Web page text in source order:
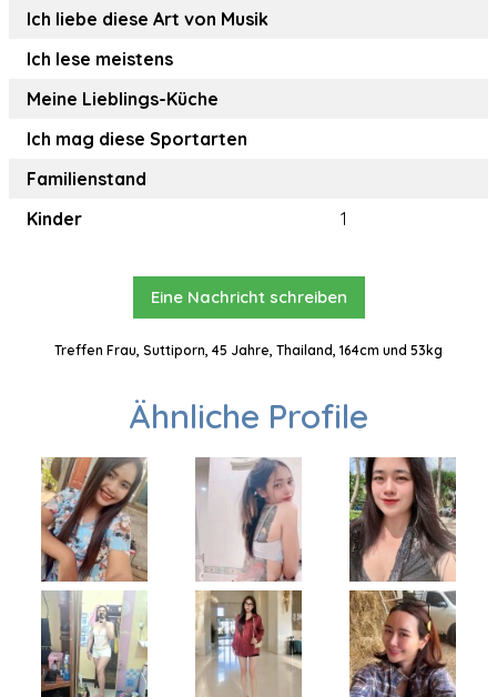
Ich liebe diese Art von Musik
Ich lese meistens
Meine Lieblings-Küche
Ich mag diese Sportarten
Familienstand
Kinder
1
Eine Nachricht schreiben
Treffen Frau, Suttiporn, 45 Jahre, Thailand, 164cm und 53kg
Ähnliche Profile